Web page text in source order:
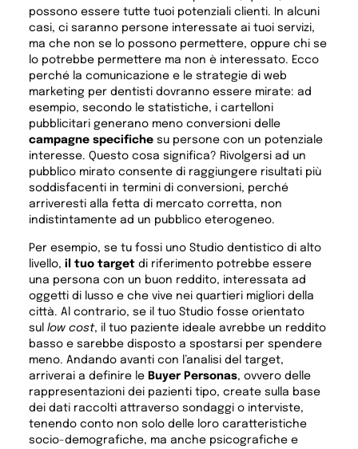
possono essere tutte tuoi potenziali clienti. In alcuni
casi, ci saranno persone interessate ai tuoi servizi,
ma che non se lo possono permettere, oppure chi se
lo potrebbe permettere ma non è interessato. Ecco
perché la comunicazione e le strategie di web
marketing per dentisti dovranno essere mirate: ad
esempio, secondo le statistiche, i cartelloni
pubblicitari generano meno conversioni delle
campagne specifiche su persone con un potenziale
interesse. Questo cosa significa? Rivolgersi ad un
pubblico mirato consente di raggiungere risultati più
soddisfacenti in termini di conversioni, perché
arriveresti alla fetta di mercato corretta, non
indistintamente ad un pubblico eterogeneo.
Per esempio, se tu fossi uno Studio dentistico di alto
livello, il tuo target di riferimento potrebbe essere
una persona con un buon reddito, interessata ad
oggetti di lusso e che vive nei quartieri migliori della
città. Al contrario, se il tuo Studio fosse orientato
sul low cost, il tuo paziente ideale avrebbe un reddito
basso e sarebbe disposto a spostarsi per spendere
meno. Andando avanti con l’analisi del target,
arriverai a definire le Buyer Personas, ovvero delle
rappresentazioni dei pazienti tipo, create sulla base
dei dati raccolti attraverso sondaggi o interviste,
tenendo conto non solo delle loro caratteristiche
socio-demografiche, ma anche psicografiche e